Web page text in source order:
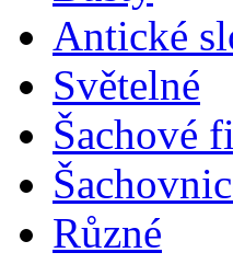
Antické
Světelné
Šachové
Různé